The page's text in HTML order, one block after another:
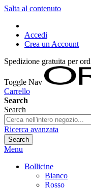
Salta al contenuto
Accedi
Crea un Account
Spedizione gratuita per
Toggle Nav
Carrello
Search
Search
Ricerca avanzata
Search
Menu
Bollicine
Bianco
Rosso